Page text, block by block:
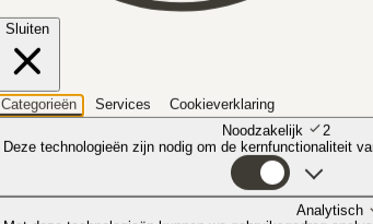
Sluiten
Categorieën Services
Cookieverklaring
Noodzakelijk
2
Deze technologieën zijn nodig om de kernfunctionaliteit
Analytisch